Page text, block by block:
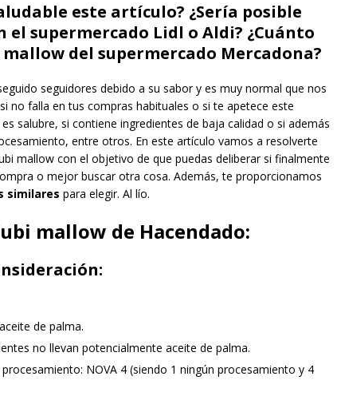
este artículo? ¿Sería posible
supermercado Lidl o Aldi? ¿Cuánto
del supermercado Mercadona?
seguidores debido a su sabor y es muy normal que nos
no falla en tus compras habituales o si te apetece este
salubre, si contiene ingredientes de baja calidad o si además
entre otros. En este artículo vamos a resolverte
mallow con el objetivo de que puedas deliberar si finalmente
o mejor buscar otra cosa. Además, te proporcionamos
similares para elegir. Al lío.
mallow de Hacendado:
de palma.
no llevan potencialmente aceite de palma.
NOVA 4 (siendo 1 ningún procesamiento y 4